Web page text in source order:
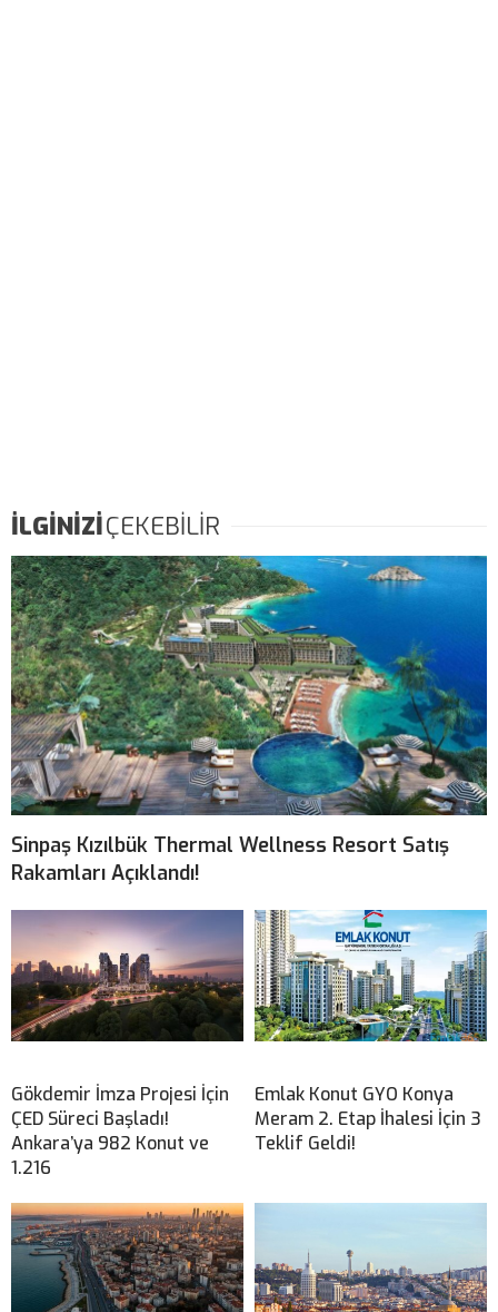
İLGİNİZİÇEKEBİLİR
Sinpaş Kızılbük Thermal Wellness Resort Satış
Rakamları Açıklandı!
Gökdemir İmza Projesi İçin
ÇED Süreci Başladı!
Ankara’ya 982 Konut ve
1.216
Emlak Konut GYO Konya
Meram 2. Etap İhalesi İçin 3
Teklif Geldi!